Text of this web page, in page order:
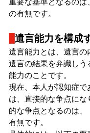
重要な基準となるのは
の有無です。
遺言能力を構成
遺言能力とは、遺言の
遺言の結果を弁識しう
能力のことです。
現在、本人が認知症で
は、直接的な争点にな
的な争点となるのは、
有無です。